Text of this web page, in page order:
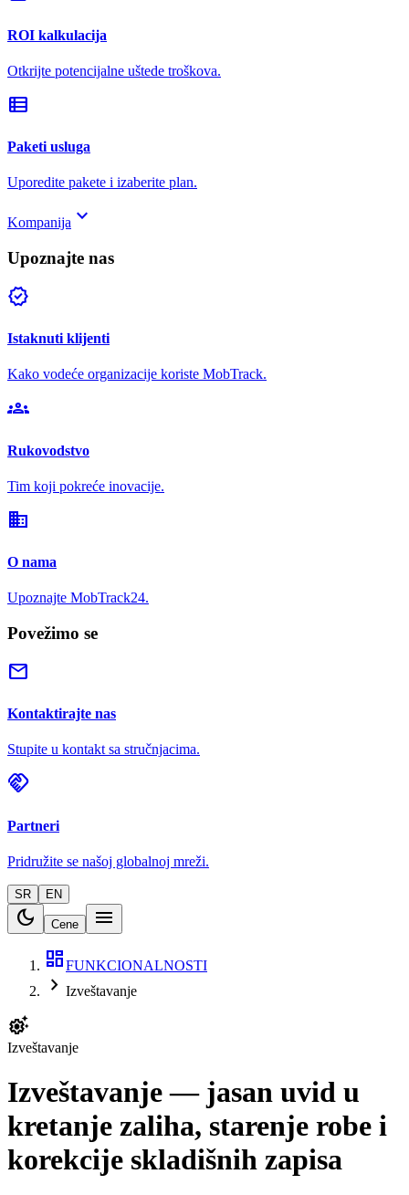
ROI kalkulacija
Otkrijte potencijalne uštede troškova.
view_list
Paketi usluga
Uporedite pakete i izaberite plan.
Kompanija keyboard_arrow_down
Upoznajte nas
verified
Istaknuti klijenti
Kako vodeće organizacije koriste MobTrack.
groups
Rukovodstvo
Tim koji pokreće inovacije.
domain
O nama
Upoznajte MobTrack24.
Povežimo se
mail
Kontaktirajte nas
Stupite u kontakt sa stručnjacima.
handshake
Partneri
Pridružite se našoj globalnoj mreži.
SR EN
dark_mode Cene
menu
dashboardFUNKCIONALNOSTI
chevron_right Izveštavanje
settings_suggest
Izveštavanje
Izveštavanje — jasan uvid u
kretanje zaliha, starenje robe i
korekcije skladišnih zapisa